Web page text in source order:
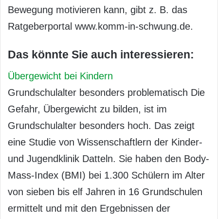
Bewegung motivieren kann, gibt z. B. das
Ratgeberportal www.komm-in-schwung.de.
Das könnte Sie auch interessieren:
Übergewicht bei Kindern
Grundschulalter besonders problematisch Die
Gefahr, Übergewicht zu bilden, ist im
Grundschulalter besonders hoch. Das zeigt
eine Studie von Wissenschaftlern der Kinder-
und Jugendklinik Datteln. Sie haben den Body-
Mass-Index (BMI) bei 1.300 Schülern im Alter
von sieben bis elf Jahren in 16 Grundschulen
ermittelt und mit den Ergebnissen der